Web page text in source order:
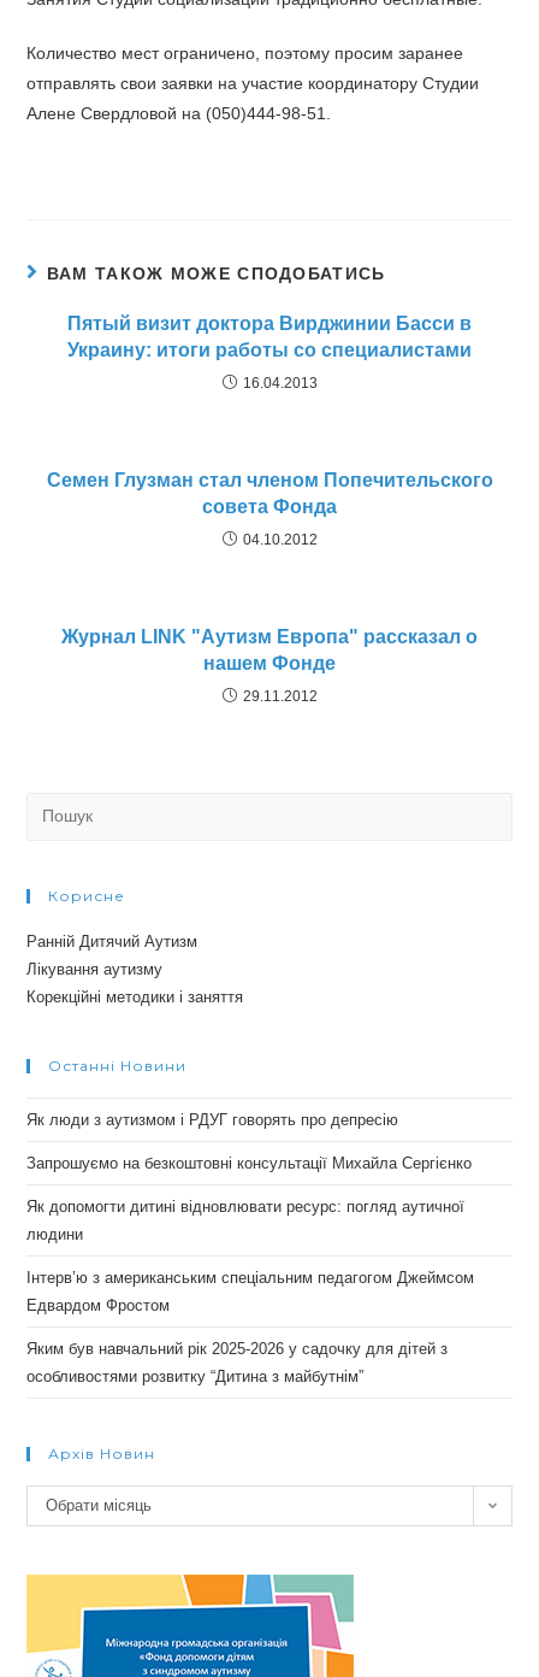
Количество мест ограничено, поэтому просим заранее
отправлять свои заявки на участие координатору Студии
Алене Свердловой на (050)444-98-51.
ВАМ ТАКОЖ МОЖЕ СПОДОБАТИСЬ
Пятый визит доктора Вирджинии Басси в
Украину: итоги работы со специалистами
16.04.2013
Семен Глузман стал членом Попечительского
совета Фонда
04.10.2012
Журнал LINK "Аутизм Европа" рассказал о
нашем Фонде
29.11.2012
Корисне
Ранній Дитячий Аутизм
Лікування аутизму
Корекційні методики і заняття
Останні Новини
Як люди з аутизмом і РДУГ говорять про депресію
Запрошуємо на безкоштовні консультації Михайла Сергієнко
Як допомогти дитині відновлювати ресурс: погляд аутичної
людини
Інтерв’ю з американським спеціальним педагогом Джеймсом
Едвардом Фростом
Яким був навчальний рік 2025-2026 у садочку для дітей з
особливостями розвитку “Дитина з майбутнім”
Архів Новин
Архів
новин
Обрати місяць